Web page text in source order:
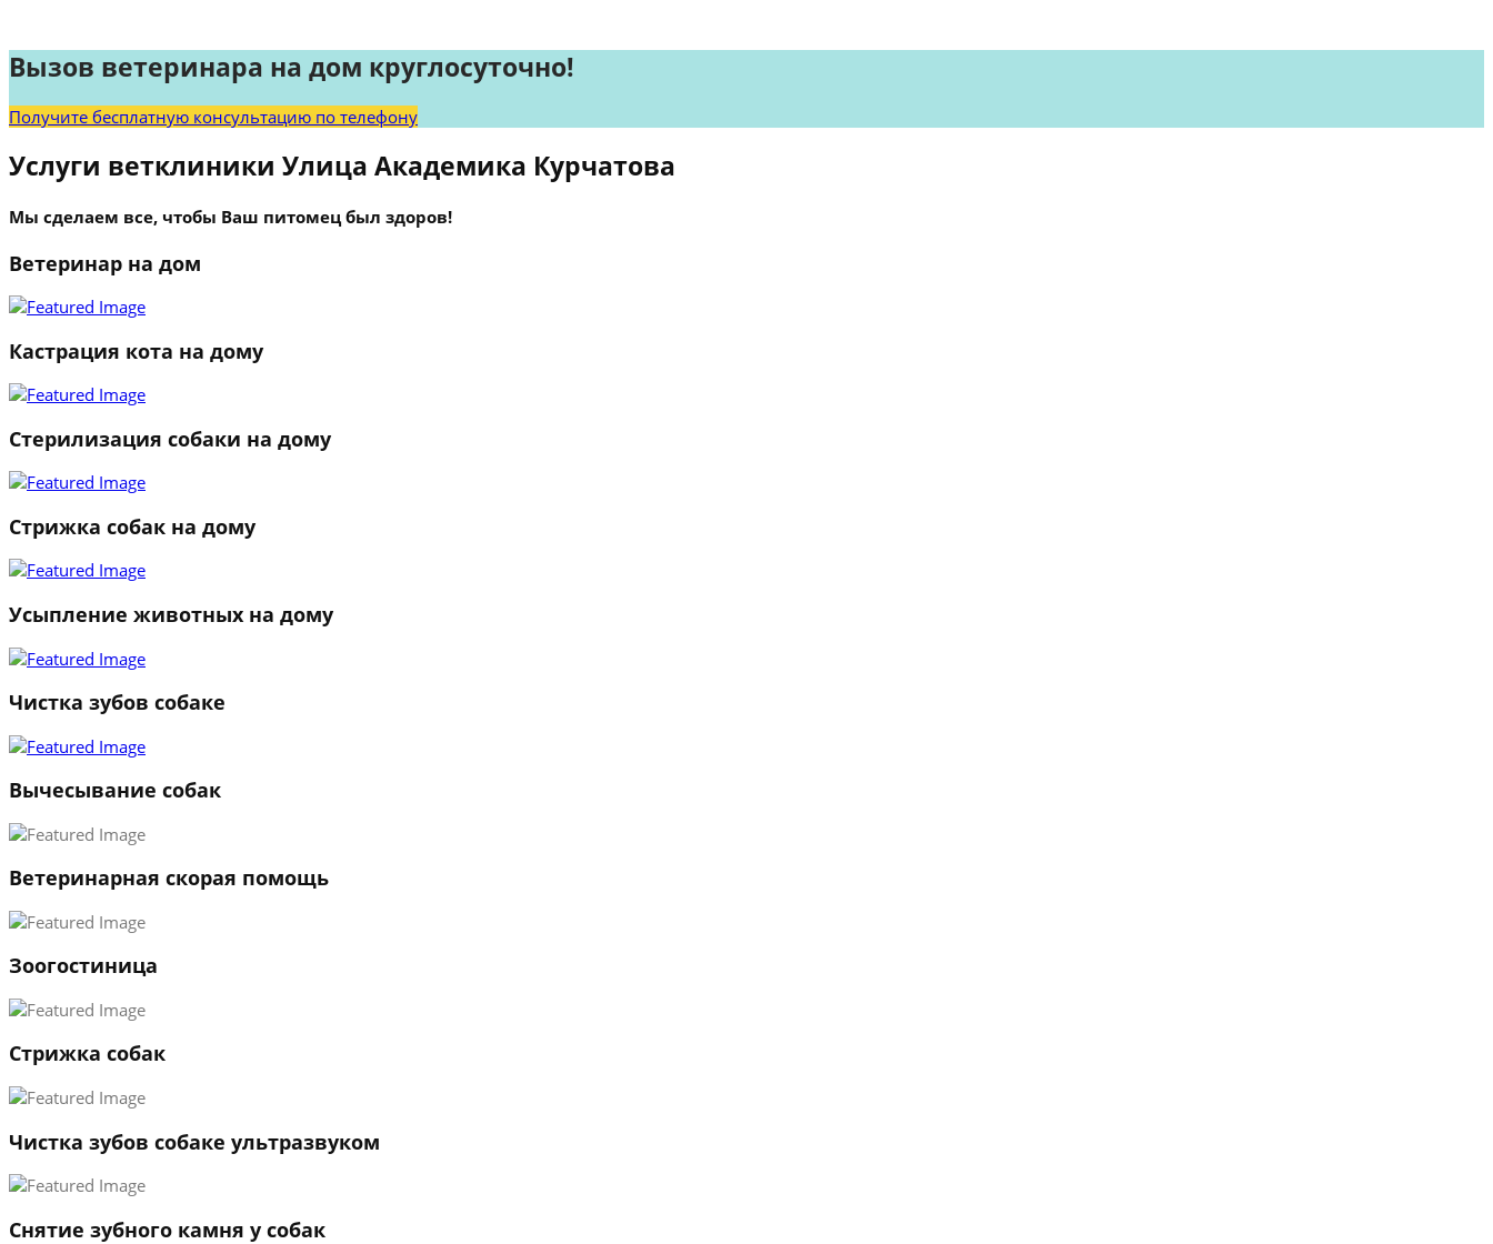
1
3
←
Вызов ветеринара на дом круглосуточно!
Получите бесплатную консультацию по телефону
Услуги ветклиники Улица Академика Курчатова
Мы сделаем все, чтобы Ваш питомец был здоров!
Ветеринар на дом
Кастрация кота на дому
Стерилизация собаки на дому
Стрижка собак на дому
Усыпление животных на дому
Чистка зубов собаке
Вычесывание собак
Ветеринарная скорая помощь
Зоогостиница
Стрижка собак
Чистка зубов собаке ультразвуком
Снятие зубного камня у собак